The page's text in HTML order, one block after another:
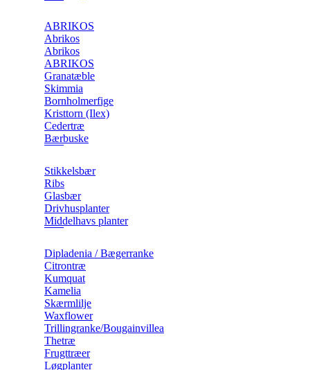
ABRIKOS
Abrikos
Abrikos
ABRIKOS
Granatæble
Skimmia
Bornholmerfige
Kristtorn (Ilex)
Cedertræ
Bærbuske
Stikkelsbær
Ribs
Glasbær
Drivhusplanter
Middelhavs planter
Dipladenia / Bægerranke
​Citrontræ
Kumquat
​Kamelia
Skærmlilje
Waxflower
​Trillingranke/Bougainvillea
Thetræ
Frugttræer
Løgplanter